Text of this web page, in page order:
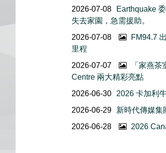
2026-07-08
Earthquake
失去家園，急需援助。
2026-07-08
FM94.7
里程
2026-07-07
「家燕茶
Centre 兩大精彩亮點
2026-06-30
2026 卡加利
2026-06-29
新時代傳媒集
2026-06-28
2026